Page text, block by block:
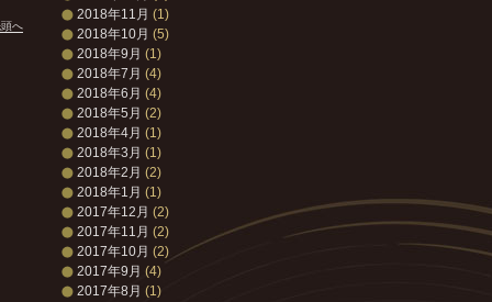
へ
2018年11月 (1)
2018年10月 (5)
2018年9月 (1)
2018年7月 (4)
2018年6月 (4)
2018年5月 (2)
2018年4月 (1)
2018年3月 (1)
2018年2月 (2)
2018年1月 (1)
2017年12月 (2)
2017年11月 (2)
2017年10月 (2)
2017年9月 (4)
2017年8月 (1)